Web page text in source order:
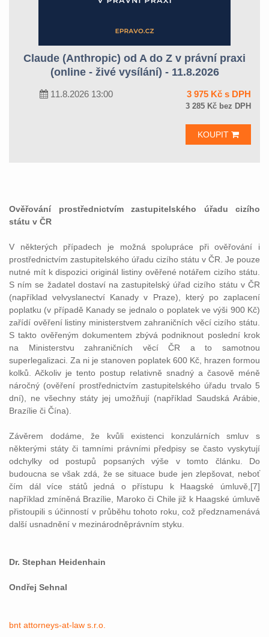
Claude (Anthropic) od A do Z v právní praxi
(online - živé vysílání) - 11.8.2026
11.8.2026 13:00 3 975 Kč s DPH
3 285 Kč bez DPH
KOUPIT
Ověřování prostřednictvím zastupitelského úřadu cizího
státu v ČR
V některých případech je možná spolupráce při ověřování i
prostřednictvím zastupitelského úřadu cizího státu v ČR. Je pouze
nutné mít k dispozici originál listiny ověřené notářem cizího státu.
S ním se žadatel dostaví na zastupitelský úřad cizího státu v ČR
(například velvyslanectví Kanady v Praze), který po zaplacení
poplatku (v případě Kanady se jednalo o poplatek ve výši 900 Kč)
zařídí ověření listiny ministerstvem zahraničních věcí cizího státu.
S takto ověřeným dokumentem zbývá podniknout poslední krok
na Ministerstvu zahraničních věcí ČR a to samotnou
superlegalizaci. Za ni je stanoven poplatek 600 Kč, hrazen formou
kolků. Ačkoliv je tento postup relativně snadný a časově méně
náročný (ověření prostřednictvím zastupitelského úřadu trvalo 5
dní), ne všechny státy jej umožňují (například Saudská Arábie,
Brazílie či Čína).
Závěrem dodáme, že kvůli existenci konzulárních smluv s
některými státy či tamními právními předpisy se často vyskytují
odchylky od postupů popsaných výše v tomto článku. Do
budoucna se však zdá, že se situace bude jen zlepšovat, neboť
čím dál více států jedná o přístupu k Haagské úmluvě,[7]
například zmíněná Brazílie, Maroko či Chile již k Haagské úmluvě
přistoupili s účinností v průběhu tohoto roku, což předznamenává
další usnadnění v mezinárodněprávním styku.
Dr. Stephan Heidenhain
Ondřej Sehnal
bnt attorneys-at-law s.r.o.